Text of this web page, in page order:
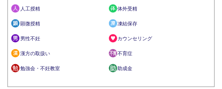
人工授精 体外受精
顕微授精 凍結保存
男性不妊 カウンセリング
漢方の取扱い 不育症
勉強会・不妊教室 助成金